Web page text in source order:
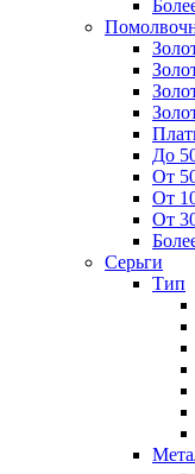
До
От
От
От
Серьги
Тип